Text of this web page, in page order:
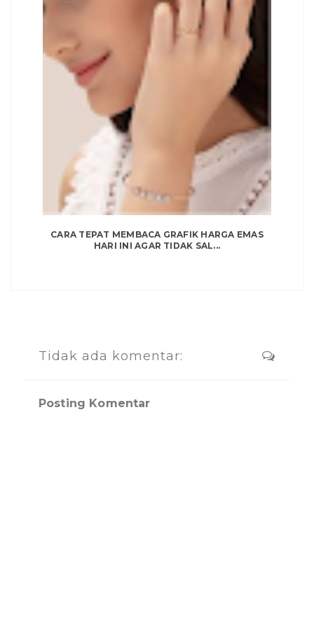
CARA TEPAT MEMBACA GRAFIK HARGA EMAS
HARI INI AGAR TIDAK SAL...
Tidak ada komentar:
Posting Komentar